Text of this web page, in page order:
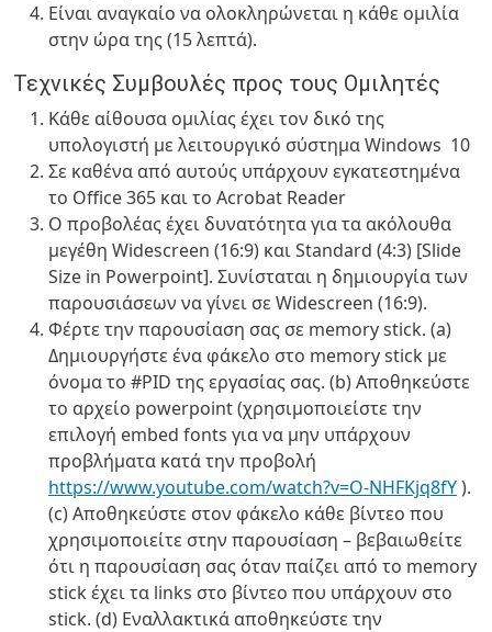
Είναι αναγκαίο να ολοκληρώνεται η κάθε ομιλία
στην ώρα της (15 λεπτά).
Τεχνικές Συμβουλές προς τους Ομιλητές
Κάθε αίθουσα ομιλίας έχει τον δικό της
υπολογιστή με λειτουργικό σύστημαWindows 10
Σε καθένα από αυτούς υπάρχουν εγκατεστημένα
το Office 365 και το Acrobat Reader
Ο προβολέας έχει δυνατότητα για τα ακόλουθα
μεγέθη Widescreen (16:9) καιStandard (4:3) [Slide
Size in Powerpoint]. Συνίσταται η δημιουργία των
παρουσιάσεων να γίνει σεWidescreen (16:9).
Φέρτε την παρουσίαση σας σε memory stick. (a)
Δημιουργήστε ένα φάκελο στο memory stick με
όνομα το #PID της εργασίας σας. (b) Αποθηκεύστε
το αρχείο powerpoint(χρησιμοποιείστε την
επιλογή embed fonts για να μην υπάρχουν
προβλήματα κατά την προβολή
https://www.youtube.com/watch?v=O-NHFKjq8fY).
(c)Αποθηκεύστε στον φάκελο κάθε βίντεο που
χρησιμοποιείτε στην παρουσίαση – βεβαιωθείτε
ότι η παρουσίαση σας όταν παίζει από το memory
stick έχει τα links στο βίντεο που υπάρχουν στο
stick. (d) Εναλλακτικά αποθηκεύστε την